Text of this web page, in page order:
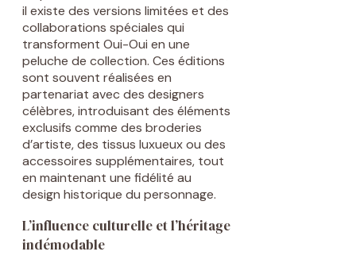
il existe des versions limitées et des
collaborations spéciales qui
transforment Oui-Oui en une
peluche de collection. Ces éditions
sont souvent réalisées en
partenariat avec des designers
célèbres, introduisant des éléments
exclusifs comme des broderies
d’artiste, des tissus luxueux ou des
accessoires supplémentaires, tout
en maintenant une fidélité au
design historique du personnage.
L’influence culturelle et l’héritage
indémodable